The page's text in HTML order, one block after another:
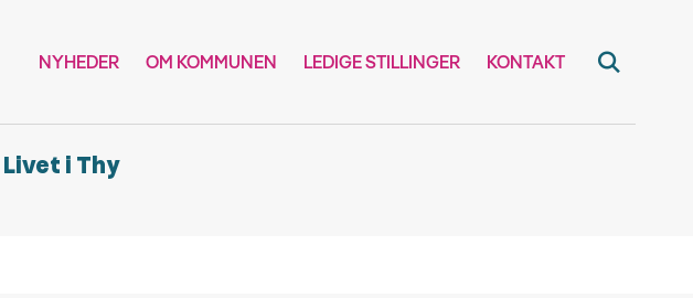
NYHEDER OM KOMMUNEN LEDIGE STILLINGER KONTAKT
Livet i Thy